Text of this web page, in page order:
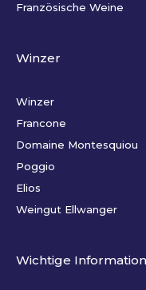
Französische Weine
Winzer
Winzer
Francone
Domaine Montesquiou
Poggio
Elios
Weingut Ellwanger
Wichtige